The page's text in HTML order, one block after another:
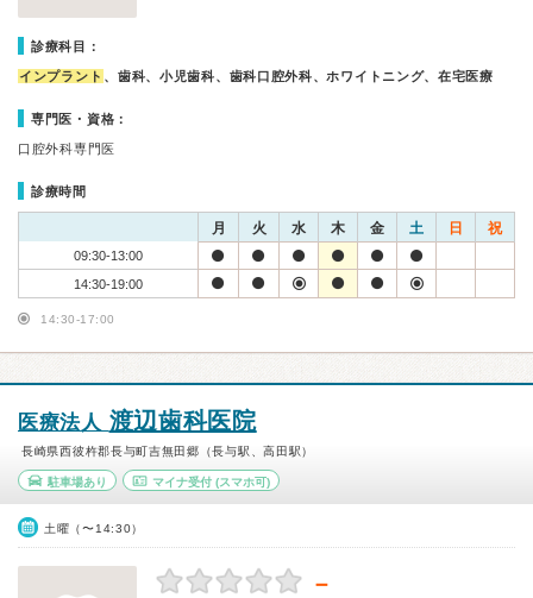
診療科目：
インプラント 、歯科、小児歯科、歯科口腔外科、ホワイトニング、在宅医療
専門医・資格：
口腔外科専門医
診療時間
月 火 水 木 金 土 日 祝
09:30-13:00
14:30-19:00
14:30-17:00
医療法人 渡辺歯科医院
長崎県西彼杵郡長与町吉無田郷（長与駅、高田駅）
駐車場あり マイナ受付(スマホ可)
土曜（〜14:30）
－